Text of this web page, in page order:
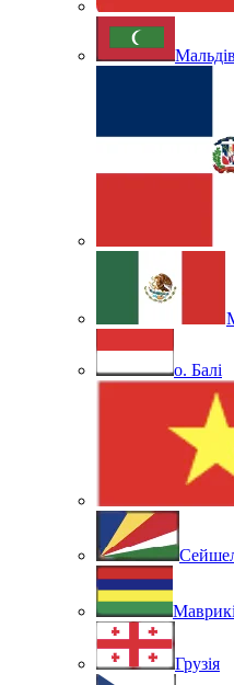
о. Балі
Грузія